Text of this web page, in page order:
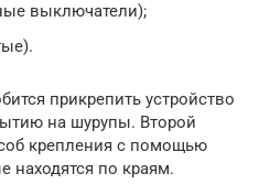
выключатели);
прикрепить устройство
на шурупы. Второй
крепления с помощью
находятся по краям.